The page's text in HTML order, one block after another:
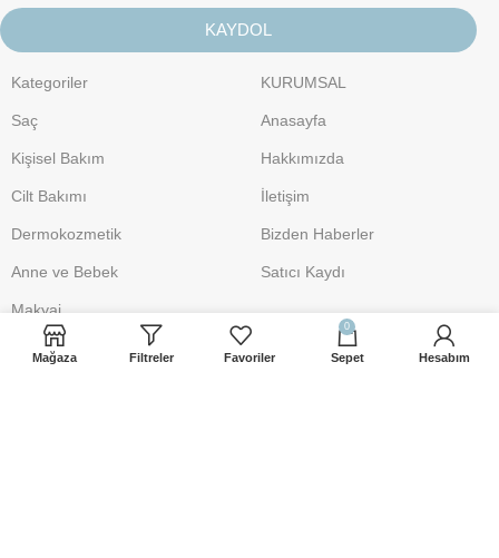
KAYDOL
Kategoriler
Saç
Kişisel Bakım
Cilt Bakımı
Dermokozmetik
Anne ve Bebek
Makyaj
KURUMSAL
Anasayfa
Hakkımızda
İletişim
Bizden Haberler
Satıcı Kaydı
DESTEK
Mağaza Filtreler Favoriler
0
Sepet Hesabım